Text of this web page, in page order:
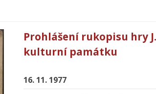
Prohlášení rukopisu hry
kulturní památku
16. 11. 1977